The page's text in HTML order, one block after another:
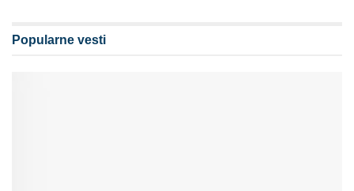
Popularne vesti